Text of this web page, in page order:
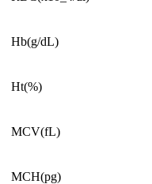
Hb(g/dL)
Ht(%)
MCV(fL)
MCH(pg)